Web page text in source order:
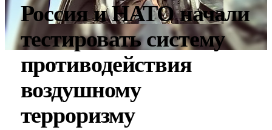
Россия и НАТО начали
тестировать систему
противодействия
воздушному
терроризму